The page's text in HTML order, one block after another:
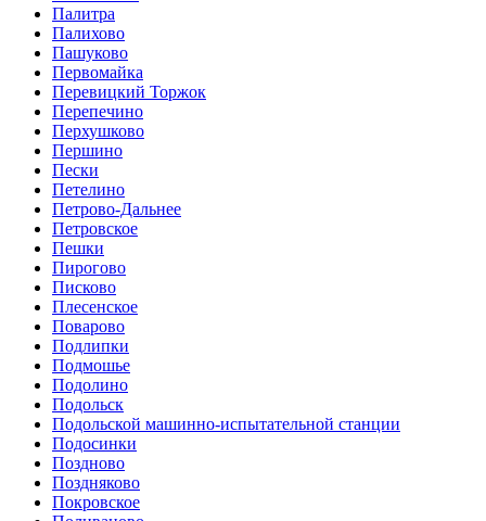
Палитра
Палихово
Пашуково
Первомайка
Перевицкий Торжок
Перепечино
Перхушково
Першино
Пески
Петелино
Петрово-Дальнее
Петровское
Пешки
Пирогово
Писково
Плесенское
Поварово
Подлипки
Подмошье
Подолино
Подольск
Подольской машинно-испытательной станции
Подосинки
Поздново
Поздняково
Покровское